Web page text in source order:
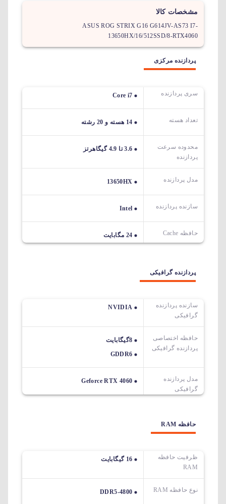
مشخصات کالا
ASUS ROG STRIX G16 G614JV-AS73 I7-
13650HX/16/512SSD/8-RTX4060
پردازنده مرکزی
سری پردازنده Core i7
تعداد هسته 14 هسته و 20 رشته
محدوده سرعت
پردازنده
3.6 تا 4.9 گیگاهرتز
مدل پردازنده 13650HX
سازنده پردازنده Intel
حافظه Cache 24 مگابایت
پردازنده گرافیکی
سازنده پردازنده
گرافیکی
NVIDIA
حافظه اختصاصی
پردازنده گرافیکی
8گیگابایت
GDDR6
مدل پردازنده
گرافیکی
Geforce RTX 4060
حافظه RAM
ظرفیت حافظه
RAM
16 گیگابایت
نوع حافظه RAM DDR5-4800